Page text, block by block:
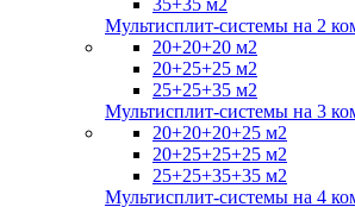
35+35 м2
Мультисплит-системы на 2
20+20+20 м2
20+25+25 м2
25+25+35 м2
Мультисплит-системы на 3
20+20+20+25 м2
20+25+25+25 м2
25+25+35+35 м2
Мультисплит-системы на 4